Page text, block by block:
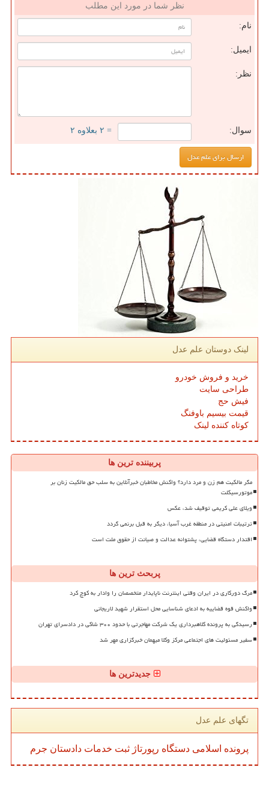
نظر شما در مورد این مطلب
نام:
ایمیل:
نظر:
سوال: = ۲ بعلاوه ۲
لینک دوستان علم عدل
خرید و فروش خودرو
طراحی سایت
فیش حج
قیمت بیسیم باوفنگ
کوتاه کننده لینک
پربیننده ترین ها
مگر مالکیت هم زن و مرد دارد؟ واکنش مخاطبان خبرآنلاین به سلب حق مالکیت زنان بر
موتورسیکلت
ویلای علی کریمی توقیف شد، عکس
ترتیبات امنیتی در منطقه غرب آسیا، دیگر به قبل برنمی گردد
اقتدار دستگاه قضایی، پشتوانه عدالت و صیانت از حقوق ملت است
پربحث ترین ها
مرگ دورکاری در ایران وقتی اینترنت ناپایدار متخصصان را وادار به کوچ کرد
واکنش قوه قضاییه به ادعای شناسایی محل استقرار شهید لاریجانی
رسیدگی به پرونده کلاهبرداری یک شرکت مهاجرتی با حدود ۳۰۰ شاکی در دادسرای تهران
سفیر مسئولیت های اجتماعی مرکز وکلا میهمان خبرگزاری مهر شد
جدیدترین ها
تگهای علم عدل
پرونده اسلامی دستگاه رپورتاژ ثبت خدمات دادستان جرم